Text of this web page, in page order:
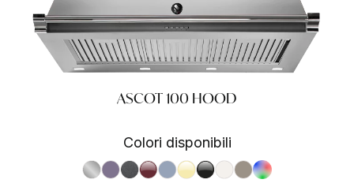
ASCOT 100 HOOD
Colori disponibili
S.Steel SS
Ametista AA
Antracite AN
Bordeaux BR
Celeste CE
Crema CR
Nero BA
Nuvola NA
Sabbia SA
RAL